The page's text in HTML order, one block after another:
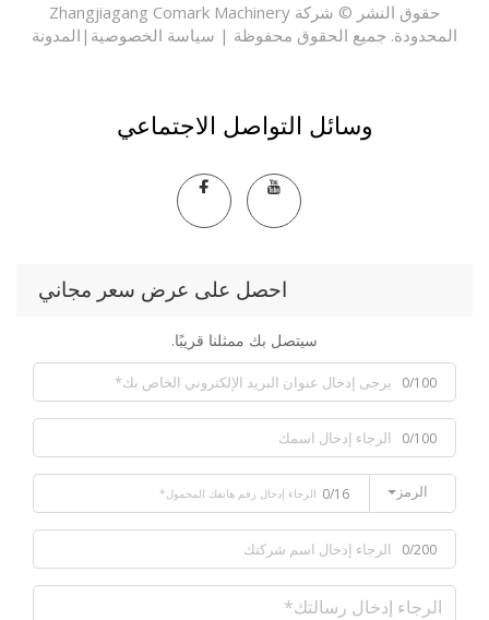
حقوق النشر © شركة Zhangjiagang Comark Machinery
جميع الحقوق محفوظة |سياسة الخصوصية|المدونة
وسائل التواصل الاجتماعي
احصل على عرض سعر مجاني
سيتصل بك ممثلنا قريبًا.
0/16